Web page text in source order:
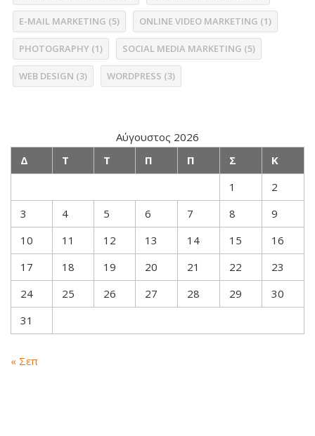
E-MAIL MARKETING (5) ONLINE VIDEO MARKETING (1)
PHOTOGRAPHY (1) SOCIAL MEDIA MARKETING (5)
WEB DESIGN (3) WORDPRESS (3)
Αύγουστος 2026
Δ
Τ Τ Π Π Σ
Κ
1
2
3
4 5 6 7 8
9
10
11 12 13 14 15
16
17
18 19 20 21 22
23
24
25 26 27 28 29
30
31
« Σεπ